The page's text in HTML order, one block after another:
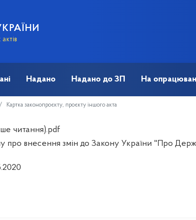
Надано Надано до ЗП На
Картка законопроєкту, проєкту іншого акта
читання).pdf
про внесення змін до Закону України "Про